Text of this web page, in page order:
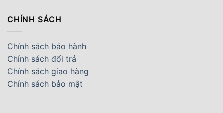
CHÍNH SÁCH
Chính sách bảo hành
Chính sách đổi trả
Chính sách giao hàng
Chính sách bảo mật